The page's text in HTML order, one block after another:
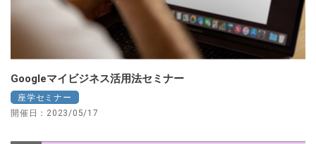
Googleマイビジネス活用法セミナー
座学セミナー
開催日：2023/05/17